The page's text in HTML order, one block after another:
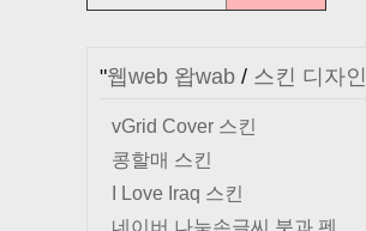
"웹web 왑wab / 스킨 디자인
vGrid Cover 스킨
콩할매 스킨
I Love Iraq 스킨